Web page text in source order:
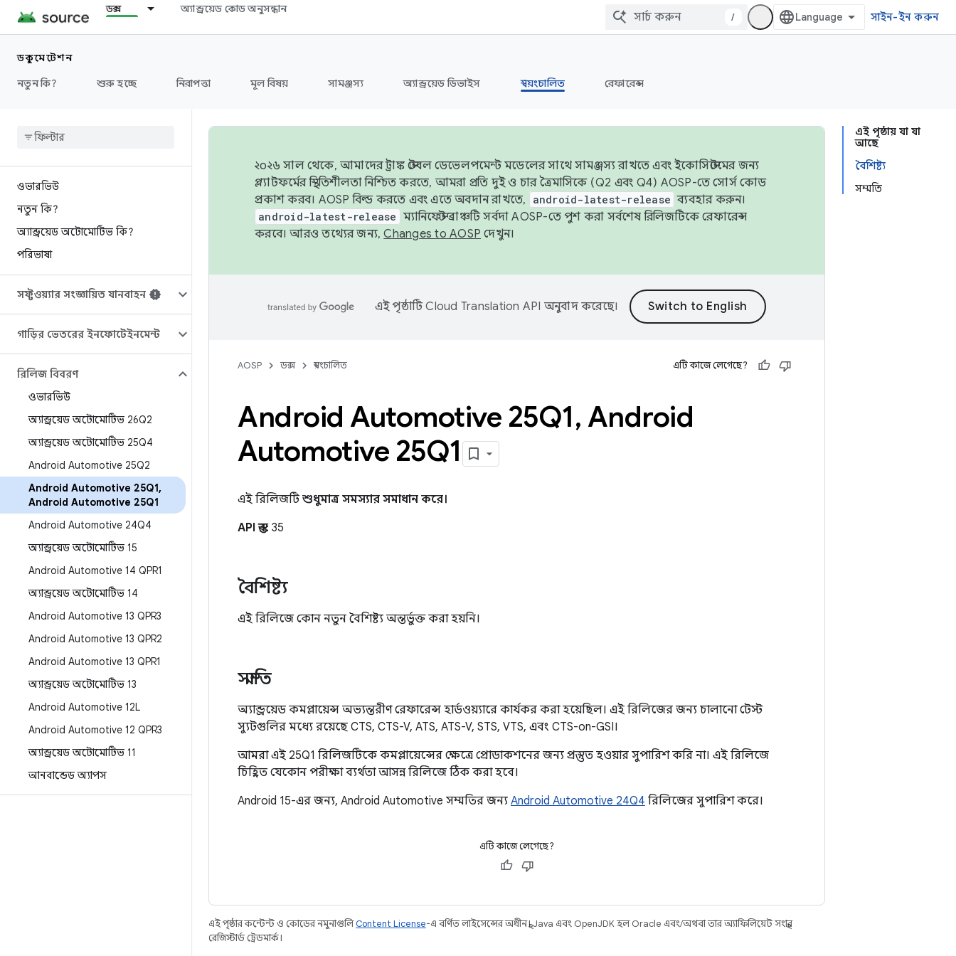
ডক্স অ্যান্ড্রয়েড কোড অনুসন্ধান
/ সাইন-ইন করুন
ডকুমেন্টেশন
নতুন কি?
শুরু হচ্ছে নিরাপত্তা মূল বিষয় সামঞ্জস্য অ্যান্ড্রয়েড ডিভাইস স্বয়ংচালিত রেফারেন্স
ওভারভিউ
নতুন কি?
অ্যান্ড্রয়েড অটোমোটিভ কি?
পরিভাষা
সফ্টওয়্যার সংজ্ঞায়িত যানবাহন
গাড়ির ভেতরের ইনফোটেইনমেন্ট
রিলিজ বিবরণ
ওভারভিউ
অ্যান্ড্রয়েড অটোমোটিভ 26Q2
অ্যান্ড্রয়েড অটোমোটিভ 25Q4
Android Automotive 25Q2
Android Automotive 25Q1,
Android Automotive 25Q1
Android Automotive 24Q4
অ্যান্ড্রয়েড অটোমোটিভ 15
Android Automotive 14 QPR1
অ্যান্ড্রয়েড অটোমোটিভ 14
Android Automotive 13 QPR3
Android Automotive 13 QPR2
Android Automotive 13 QPR1
অ্যান্ড্রয়েড অটোমোটিভ 13
Android Automotive 12L
Android Automotive 12 QPR3
অ্যান্ড্রয়েড অটোমোটিভ 11
আনবান্ডেড অ্যাপস
এই পৃষ্ঠায় যা যা
আছে
বৈশিষ্ট্য
সম্মতি
২০২৬ সাল থেকে, আমাদের ট্রাঙ্ক স্টেবল ডেভেলপমেন্ট মডেলের সাথে সামঞ্জস্য রাখতে এবং ইকোসিস্টেমের জন্য
প্ল্যাটফর্মের স্থিতিশীলতা নিশ্চিত করতে, আমরা প্রতি দুই ও চার ত্রৈমাসিকে (Q2 এবং Q4) AOSP-তে সোর্স কোড
প্রকাশ করব। AOSP বিল্ড করতে এবং এতে অবদান রাখতে,
android-latest-release ব্যবহার করুন।
android-latest-release ম্যানিফেস্ট ব্রাঞ্চটি সর্বদা AOSP-তে পুশ করা সর্বশেষ রিলিজটিকে রেফারেন্স
করবে। আরও তথ্যের জন্য,Changes to AOSP দেখুন।
এই পৃষ্ঠাটিCloud Translation API অনুবাদ করেছে।
AOSP ডক্স স্বয়ংচালিত এটি কাজে লেগেছে?
Android Automotive 25Q1, Android
Automotive 25Q1
এই রিলিজটি শুধুমাত্র সমস্যার সমাধান করে।
API স্তর: 35
বৈশিষ্ট্য
এই রিলিজে কোন নতুন বৈশিষ্ট্য অন্তর্ভুক্ত করা হয়নি।
সম্মতি
অ্যান্ড্রয়েড কমপ্লায়েন্স অভ্যন্তরীণ রেফারেন্স হার্ডওয়্যারে কার্যকর করা হয়েছিল। এই রিলিজের জন্য চালানো টেস্ট
স্যুটগুলির মধ্যে রয়েছে CTS, CTS-V, ATS, ATS-V, STS, VTS, এবং CTS-on-GSI।
আমরা এই 25Q1 রিলিজটিকে কমপ্লায়েন্সের ক্ষেত্রে প্রোডাকশনের জন্য প্রস্তুত হওয়ার সুপারিশ করি না। এই রিলিজে
চিহ্নিত যেকোন পরীক্ষা ব্যর্থতা আসন্ন রিলিজে ঠিক করা হবে।
Android 15-এর জন্য, Android Automotive সম্মতির জন্য Android Automotive 24Q4 রিলিজের সুপারিশ করে।
এটি কাজে লেগেছে?
এই পৃষ্ঠার কন্টেন্ট ও কোডের নমুনাগুলিContent License-এ বর্ণিত লাইসেন্সের অধীনস্থ। Java এবং OpenJDK হল Oracle এবং/অথবা তার অ্যাফিলিয়েট সংস্থার
রেজিস্টার্ড ট্রেডমার্ক।